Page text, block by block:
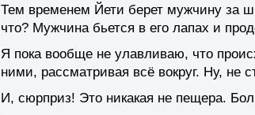
Тем временем Йети берет мужчину за
что? Мужчина бьется в его лапах и
Я пока вообще не улавливаю, что
ними, рассматривая всё вокруг. Ну, не
И, сюрприз! Это никакая не пещера.